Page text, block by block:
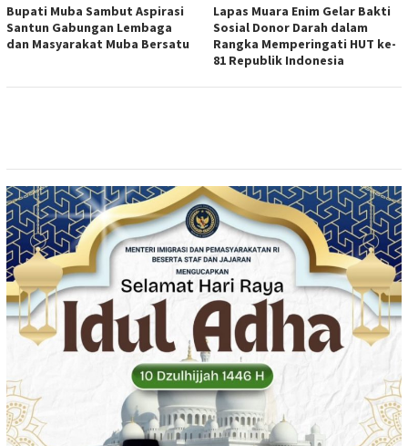
Bupati Muba Sambut Aspirasi
Santun Gabungan Lembaga
dan Masyarakat Muba Bersatu
Lapas Muara Enim Gelar Bakti
Sosial Donor Darah dalam
Rangka Memperingati HUT ke-
81 Republik Indonesia